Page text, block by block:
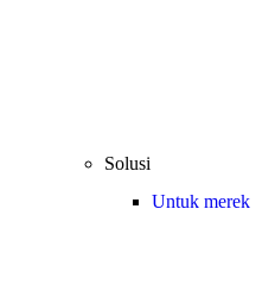
Solusi
Untuk merek